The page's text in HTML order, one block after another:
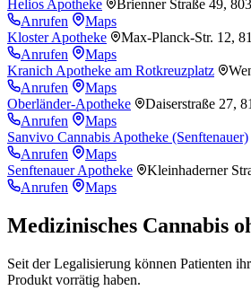
Helios Apotheke
Brienner Straße 49,
Anrufen
Maps
Kloster Apotheke
Max-Planck-Str. 12,
Anrufen
Maps
Kranich Apotheke am Rotkreuzplatz
Anrufen
Maps
Oberländer-Apotheke
Daiserstraße 27,
Anrufen
Maps
Sanvivo Cannabis Apotheke (Senftenauer)
Anrufen
Maps
Senftenauer Apotheke
Kleinhaderner
Anrufen
Maps
Medizinisches Cannabis
Seit der Legalisierung können Patienten
Produkt vorrätig haben.